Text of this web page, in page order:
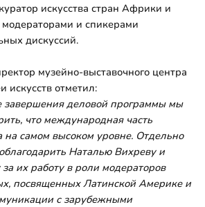
искусства стран Африки и
и спикерами
дискуссий.
музейно-выставочного центра
искусств отметил:
завершения деловой программы мы
что международная часть
самом высоком уровне. Отдельно
Наталью Вихреву и
за их работу в роли модераторов
посвященных Латинской Америке и
с зарубежными